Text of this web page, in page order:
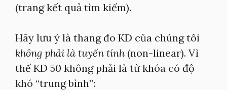
(trang kết quả tìm kiếm).
Hãy lưu ý là thang đo KD của chúng tôi
không phải là tuyến tính (non-linear). Vì
thế KD 50 không phải là từ khóa có độ
khó “trung bình”: